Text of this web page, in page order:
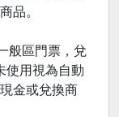
品。
般區門票，兌
使用視為自動
金或兌換商